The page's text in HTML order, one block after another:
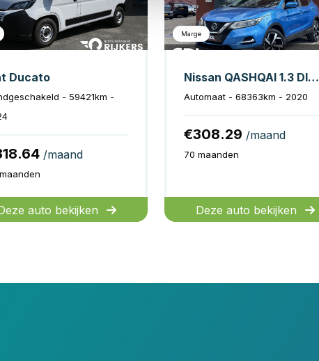
Ducato
- 59421km -
/maand
auto bekijken
Marge
Nissan QASHQAI 1.3 DIG-T Tekna 160PK!! // NAVI // CAMERA // ADAPTIVE CRUISE // PANO DAK // TREKHAAK //
Automaat - 68363km - 2020
€308.29 /maand
70 maanden
Deze auto bekijken